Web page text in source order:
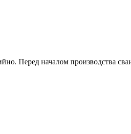
Перед началом производства